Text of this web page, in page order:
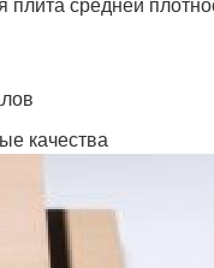
качества